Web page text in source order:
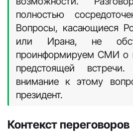
полностью
Вопросы, касающиеся
или Ирана, не
проинформируем СМИ о
предстоящей
внимание к этому
президент.
Контекст переговоров